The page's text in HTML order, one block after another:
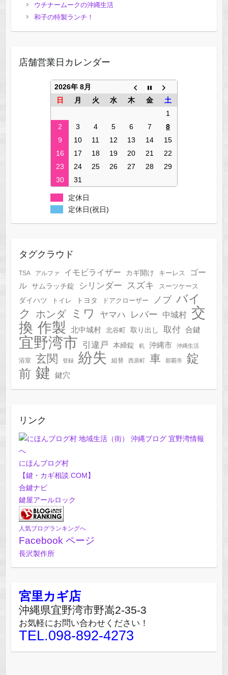
ウチナームークの沖縄生活
和子の特製ランチ！
店舗営業日カレンダー
2026年 8月
日
月 火 水 木 金
土
1
2
3 4 5 6 7
8
9
10 11 12 13 14
15
16
17 18 19 20 21
22
23
24 25 26 27 28
29
30
31
定休日
定休日(祝日)
タグクラウド
TSA アルファ イモビライザー カギ開け キーレス
ゴー
ル サムラッチ錠 シリンダー スズキ
スーツケース
ダイハツ
トイレ トヨタ ドアクローザー ノブ バイ
ク
ホンダ ミワ ヤマハ レバー 中城村 交
換 作製 北中城村 北谷町 取り出し 取付 合鍵
宜野湾市 引違戸 本締錠 机 沖縄市 沖縄生活
浴室 玄関 登録 紛失 組替 西原町 車 那覇市
錠
前 鍵 鍵穴
リンク
にほんブログ村
【鍵・カギ相談.COM】
合鍵ナビ
鍵屋アールロック
人気ブログランキングへ
Facebook ページ
長沢製作所
宮里カギ店
沖縄県宜野湾市野嵩2-35-3
お気軽にお問い合わせください！
TEL.098-892-4273